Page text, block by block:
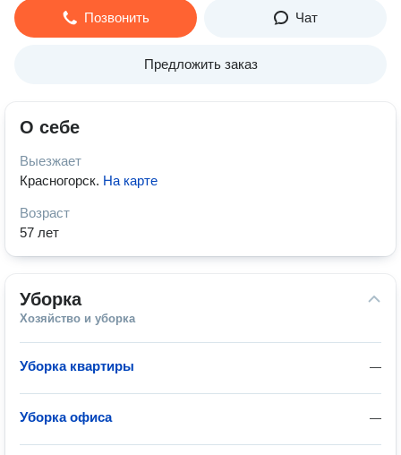
Позвонить Чат
Предложить заказ
О себе
Выезжает
Красногорск. На карте
Возраст
57 лет
Уборка
Хозяйство и уборка
—
Уборка квартиры
—
Уборка офиса